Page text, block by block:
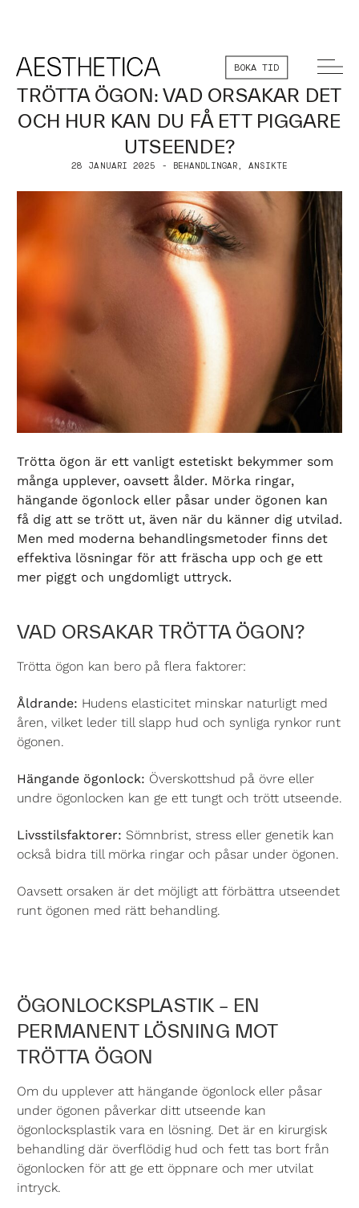
BOKA TID
TRÖTTA ÖGON: VAD ORSAKAR DET
OCH HUR KAN DU FÅ ETT PIGGARE
UTSEENDE?
28 JANUARI 2025 - BEHANDLINGAR, ANSIKTE
Trötta ögon är ett vanligt estetiskt bekymmer som
många upplever, oavsett ålder. Mörka ringar,
hängande ögonlock eller påsar under ögonen kan
få dig att se trött ut, även när du känner dig utvilad.
Men med moderna behandlingsmetoder finns det
effektiva lösningar för att fräscha upp och ge ett
mer piggt och ungdomligt uttryck.
VAD ORSAKAR TRÖTTA ÖGON?
Trötta ögon kan bero på flera faktorer:
Åldrande: Hudens elasticitet minskar naturligt med
åren, vilket leder till slapp hud och synliga rynkor runt
ögonen.
Hängande ögonlock: Överskottshud på övre eller
undre ögonlocken kan ge ett tungt och trött utseende.
Livsstilsfaktorer: Sömnbrist, stress eller genetik kan
också bidra till mörka ringar och påsar under ögonen.
Oavsett orsaken är det möjligt att förbättra utseendet
runt ögonen med rätt behandling.
ÖGONLOCKSPLASTIK – EN
PERMANENT LÖSNING MOT
TRÖTTA ÖGON
Om du upplever att hängande ögonlock eller påsar
under ögonen påverkar ditt utseende kan
ögonlocksplastik vara en lösning. Det är en kirurgisk
behandling där överflödig hud och fett tas bort från
ögonlocken för att ge ett öppnare och mer utvilat
intryck.